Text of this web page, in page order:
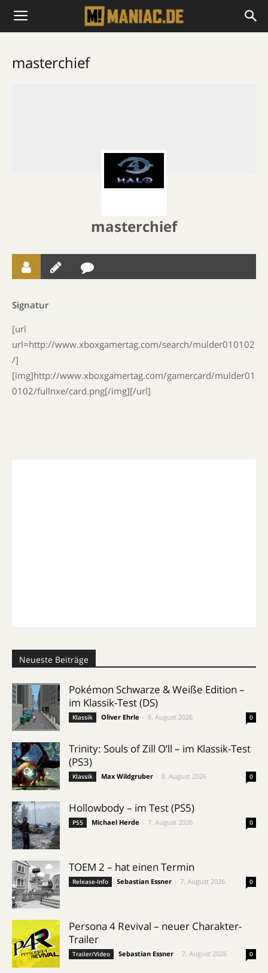
masterchief
masterchief
Signatur
[url
url=http://www.xboxgamertag.com/search/mulder010102
/]
[img]http://www.xboxgamertag.com/gamercard/mulder01
0102/fullnxe/card.png[/img][/url]
Neueste Beiträge
Pokémon Schwarze & Weiße Edition –
im Klassik-Test (DS)
Klassik Oliver Ehrle 8. August 2026 0
Trinity: Souls of Zill O’ll – im Klassik-Test
(PS3)
Klassik Max Wildgruber 8. August 2026 0
Hollowbody – im Test (PS5)
PS5 Michael Herde 7. August 2026 0
TOEM 2 – hat einen Termin
Release-Info Sebastian Essner 7. August 2026 0
Persona 4 Revival – neuer Charakter-
Trailer
Trailer/Video Sebastian Essner 7. August 2026 0